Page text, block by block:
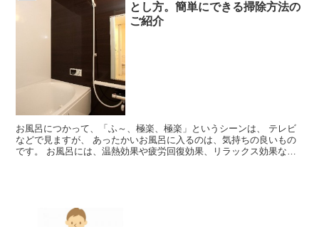
とし方。簡単にできる掃除方法の
ご紹介
お風呂につかって、「ふ～、極楽、極楽」というシーンは、 テレビ
などで見ますが、 あったかいお風呂に入るのは、気持ちの良いもの
です。 お風呂には、温熱効果や疲労回復効果、リラックス効果など